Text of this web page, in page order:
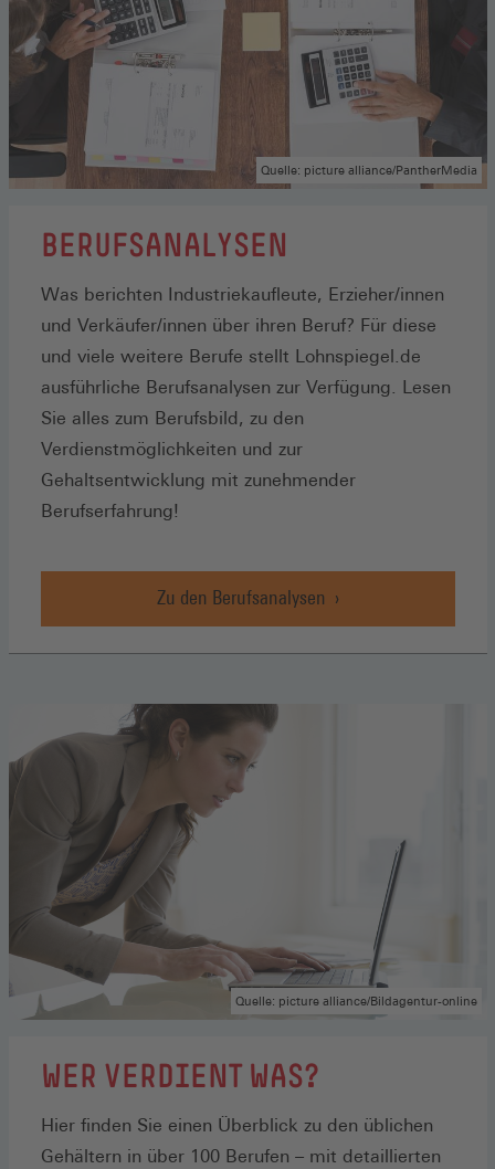
BERUFSANALYSEN
Was berichten Industriekaufleute, Erzieher/innen
und Verkäufer/innen über ihren Beruf? Für diese
und viele weitere Berufe stellt Lohnspiegel.de
ausführliche Berufsanalysen zur Verfügung. Lesen
Sie alles zum Berufsbild, zu den
Verdienstmöglichkeiten und zur
Gehaltsentwicklung mit zunehmender
Berufserfahrung!
Zu den Berufsanalysen
Quelle: picture alliance/PantherMedia
Quelle: picture alliance/Bildagentur-online
WER VERDIENT WAS?
Hier finden Sie einen Überblick zu den üblichen
Gehältern in über 100 Berufen – mit detaillierten